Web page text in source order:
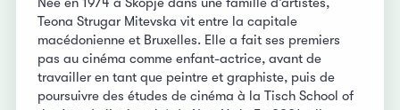
Teona Strugar Mitevska vit entre la capitale
macédonienne et Bruxelles. Elle a fait ses premiers
pas au cinéma comme enfant-actrice, avant de
travailler en tant que peintre et graphiste, puis de
poursuivre des études de cinéma à la Tisch School of